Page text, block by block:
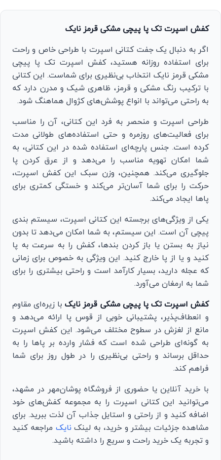
کفش اسپرت تک پا پیچی مشکی قرمز نایک
اگر به دنبال یک جفت کتانی اسپرت با طراحی خاص و راحت
برای استفاده روزانه هستید، کفش اسپرت تک پا پیچی
مشکی قرمز نایک انتخاب بی‌نظیری برای شماست. این کتانی
با ترکیب رنگ مشکی و قرمز، ظاهری شیک و مدرن دارد که
به راحتی می‌تواند با انواع پوشش‌های کژوال هماهنگ شود.
طراحی اسپرت و منحصر به فرد این کتانی، آن را مناسب
برای فعالیت‌های روزمره و حتی استفاده‌های طولانی مدت
کرده است. جنس پارچه‌ای استفاده شده در این کتانی، به
شما امکان تهویه مناسب را می‌دهد و از عرق کردن پا
جلوگیری می‌کند. همچنین، وزن سبک این کفش اسپرت،
حرکت را برای شما آسان‌تر می‌کند و خستگی کمتری برای
پاها ایجاد می‌کند.
یکی از ویژگی‌های برجسته این کتانی اسپرت، سیستم بندی
پیچی آن است. این سیستم، به شما امکان می‌دهد تا بدون
نیاز به بستن یا باز کردن بندها، کفش را به سرعت به پا
کنید و یا از پا خارج کنید. این ویژگی به خصوص برای زمانی
که عجله دارید، بسیار کارآمد است و راحتی بیشتری را برای
شما به ارمغان می‌آورد.
کفش اسپرت تک پا پیچی مشکی قرمز نایکبا زیره‌ای مقاوم
و انعطاف‌پذیر، پشتیبانی خوبی از قوس پا ارائه می‌دهد و
مانع از لغزش در سطوح مختلف می‌شود. این کفش اسپرت
به گونه‌ای طراحی شده است که فشار وارده بر پاها را به
حداقل برساند و راحتی بی‌نظیری را در طول روز برای شما
فراهم کند.
با خرید آنلاین یا حضوری از فروشگاه پوشان‌مهر در مشهد،
می‌توانید این کتانی اسپرت را به مجموعه کفش‌های خود
اضافه کنید و از راحتی و استایل جذاب آن لذت ببرید. برای
مشاهده جزئیات بیشتر و خرید، به لینک نایک مراجعه کنید
و تجربه یک خرید راحت و سریع را داشته باشید.